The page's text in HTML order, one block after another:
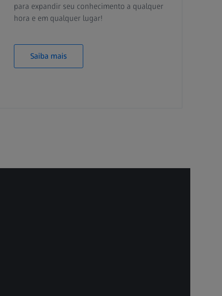
para expandir seu conhecimento a qualquer
hora e em qualquer lugar!
Saiba mais